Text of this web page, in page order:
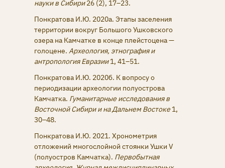
науки в Сибири26 (2), 17–23.
Понкратова И.Ю. 2020а. Этапы заселения
территории вокруг Большого Ушковского
озера на Камчатке в конце плейстоцена —
голоцене. Археология, этнография и
антропология Евразии1, 41–51.
Понкратова И.Ю. 2020б. К вопросу о
периодизации археологии полуострова
Камчатка. Гуманитарные исследования в
Восточной Сибири и на Дальнем Востоке 1,
30–48.
Понкратова И.Ю. 2021. Хронометрия
отложений многослойной стоянки Ушки V
(полуостров Камчатка). Первобытная